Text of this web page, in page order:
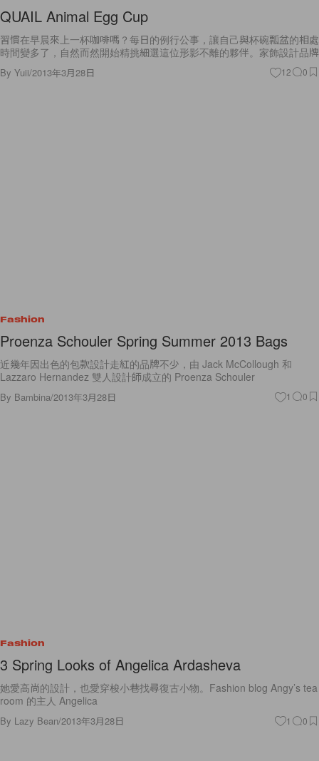
QUAIL Animal Egg Cup
習慣在早晨來上一杯咖啡嗎？每日的例行公事，讓自己與杯碗瓢盆的相處
時間變多了，自然而然開始精挑細選這位形影不離的夥伴。家飾設計品牌
By Yuii/2013年3月28日 12 0
Fashion
Proenza Schouler Spring Summer 2013 Bags
近幾年因出色的包款設計走紅的品牌不少，由 Jack McCollough 和
Lazzaro Hernandez 雙人設計師成立的 Proenza Schouler
By Bambina/2013年3月28日 1 0
Fashion
3 Spring Looks of Angelica Ardasheva
她愛高尚的設計，也愛穿梭小巷找尋復古小物。Fashion blog Angy’s tea
room 的主人 Angelica
By Lazy Bean/2013年3月28日 1 0